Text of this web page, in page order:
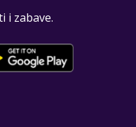
i zabave.